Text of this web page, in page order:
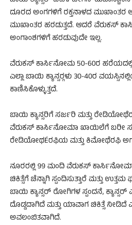
ದೂರದ ಅಂಗಗಳಿಗೆ ರಕ್ತನಾಳದ
ಮುಖಾಂತರ ಹರಡುತ್ತದೆ. ಆದರೆ ವೆರುಕಸ್
ಅಂಗಾಂಶಗಳಿಗೆ ಹರಡುವುದೇ ಇಲ್ಲ.
ವೆರುಕಸ್ ಕಾರ್ಸಿನೋಮ 50-60ರ ಹರೆಯದಲ್ಲಿ
ಎಲ್ಲಾ ಬಾಯಿ ಕ್ಯಾನ್ಸರ್‍ಗಳು 30-40ರ
ಕಾಣಿಸಿಕೊಳ್ಳುತ್ತದೆ.
ಬಾಯಿ ಕ್ಯಾನ್ಸರಿಗೆ ಸರ್ಜರಿ ಮತ್ತು
ವೆರುಕಸ್ ಕಾರ್ಸಿನೋಮಾ ಖಾಯಿಲೆಗೆ ಬರೀ
ರೇಡಿಯೋಥÉರಫಿಯ ಮತ್ತು ಕಿಮೋಥೆರಫಿ
ನೂರರಲ್ಲಿ 99 ಮಂದಿ ವೆರುಕಸ್
ಚಿಕಿತ್ಸೆಗೆ ಚೆನ್ನಾಗಿ ಸ್ಪಂದಿಸುತ್ತಾರೆ ಮತ್ತು
ಬಾಯಿ ಕ್ಯಾನ್ಸರ್ ರೋಗಿಗಳ ಸ್ಪಂದನೆ, ಕ್ಯಾನ್ಸರ್
ದೊಡ್ಡದಾಗಿದೆ ಮತ್ತು ಯಾವಾಗ ಚಿಕಿತ್ಸೆ
ಅವಲಂಬಿತವಾಗಿದೆ.